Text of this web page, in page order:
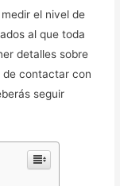
el nivel de
al que toda
detalles sobre
de contactar con
seguir